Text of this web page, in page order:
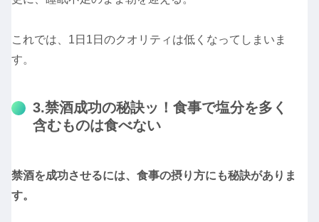
これでは、1日1日のクオリティは低くなってしまいま
す。
3.禁酒成功の秘訣ッ！食事で塩分を多く
含むものは食べない
禁酒を成功させるには、食事の摂り方にも秘訣がありま
す。